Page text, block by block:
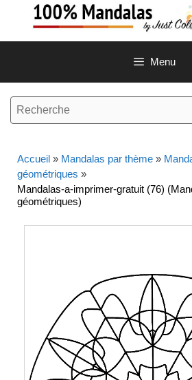
contenu
Menu
Accueil » Mandalas par thème »
géométriques »
Mandalas-a-imprimer-gratuit (76)
géométriques)